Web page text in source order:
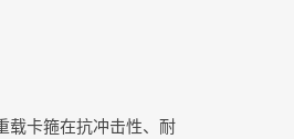
载卡箍在抗冲击性、耐